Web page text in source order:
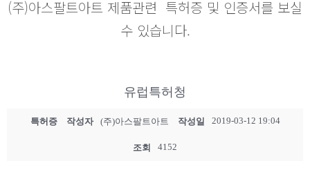
(주)아스팔트아트 제품관련 특허증 및 인증서를 보실
수 있습니다.
유럽특허청
특허증 작성자 (주)아스팔트아트 작성일 2019-03-12 19:04
조회 4152